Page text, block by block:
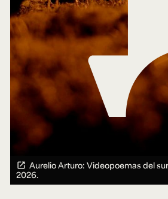
Aurelio Arturo: Videopoemas del
2026.